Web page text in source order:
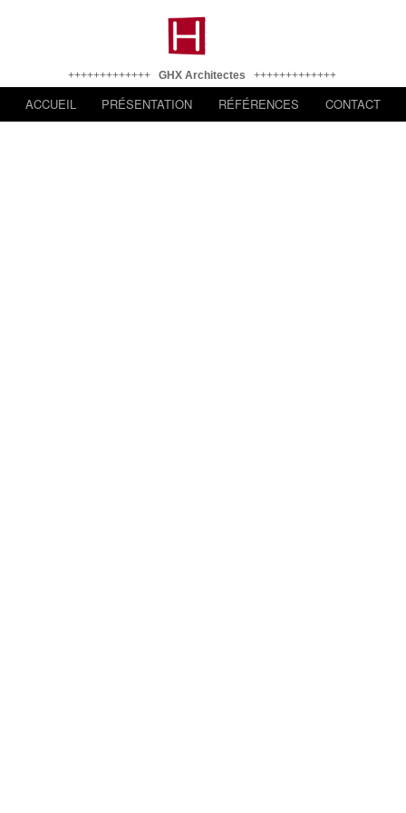
+++++++++++++ GHX Architectes +++++++++++++
ACCUEIL PRÉSENTATION RÉFÉRENCES CONTACT